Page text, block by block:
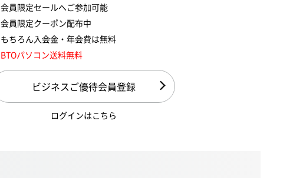
会員限定セールへご参加可能
会員限定クーポン配布中
もちろん入会金・年会費は無料
BTOパソコン送料無料
ビジネスご優待会員登録
ログインはこちら